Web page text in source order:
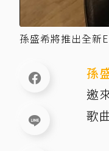
孫盛希將推出全新
孫
邀
歌